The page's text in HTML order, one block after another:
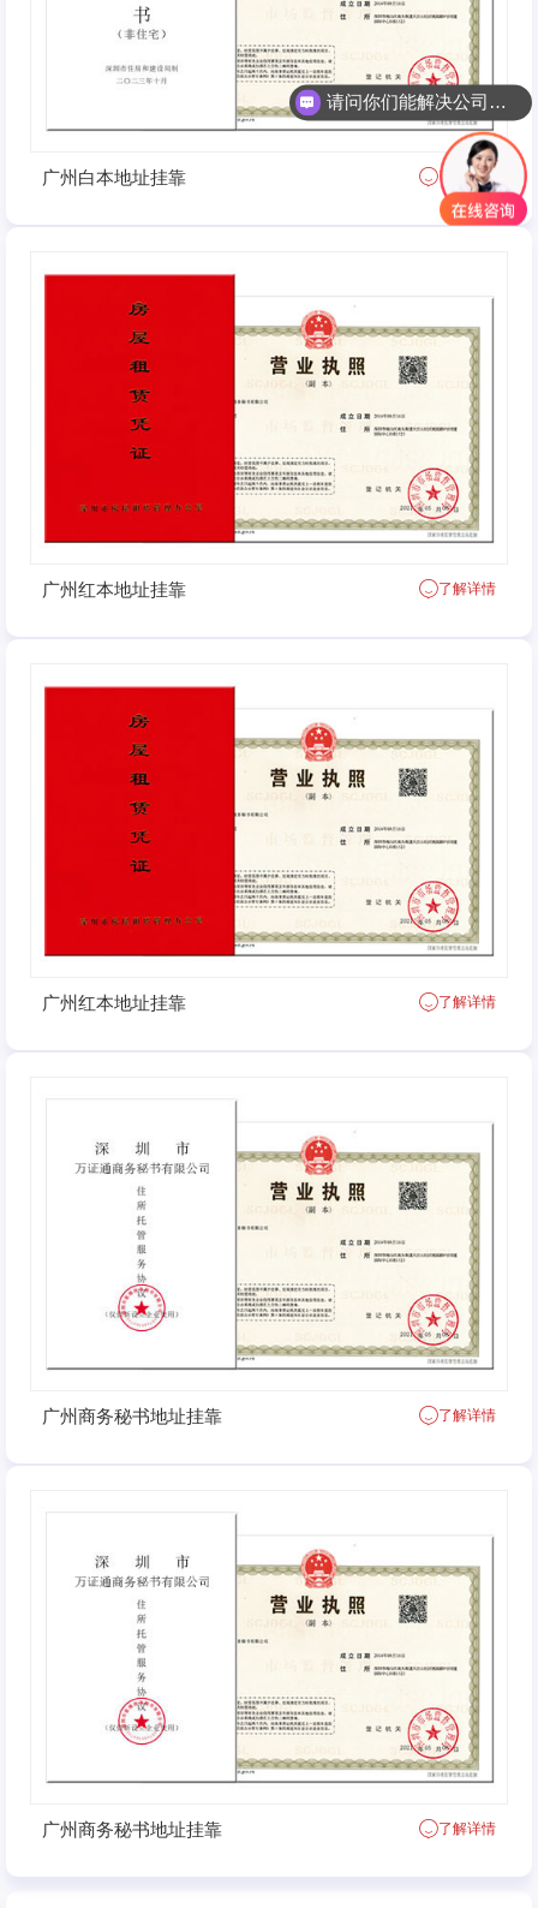
广州白本地址挂靠 了解详情
广州红本地址挂靠 了解详情
广州红本地址挂靠 了解详情
广州商务秘书地址挂靠 了解详情
广州商务秘书地址挂靠 了解详情
地址挂靠业务是怎么收费的呢？